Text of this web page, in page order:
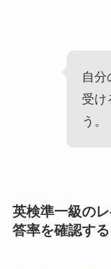
自分
受け
う。
英検準一級の
答率を確認する